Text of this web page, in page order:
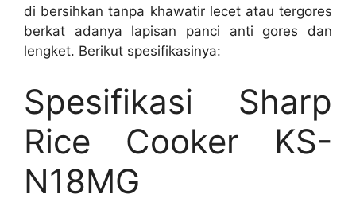
di bersihkan tanpa khawatir lecet atau tergores
berkat adanya lapisan panci anti gores dan
lengket. Berikut spesifikasinya:
Spesifikasi Sharp
Rice Cooker KS-
N18MG